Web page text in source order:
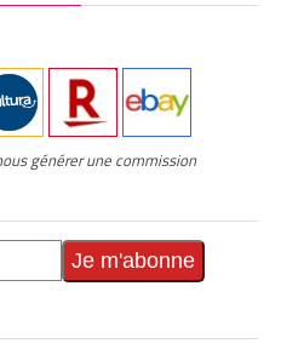
générer une commission